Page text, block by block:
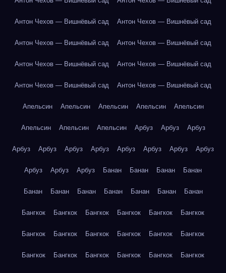
Антон Чехов — Вишнёвый сад Антон Чехов — Вишнёвый сад
Антон Чехов — Вишнёвый сад Антон Чехов — Вишнёвый сад
Антон Чехов — Вишнёвый сад Антон Чехов — Вишнёвый сад
Антон Чехов — Вишнёвый сад Антон Чехов — Вишнёвый сад
Апельсин Апельсин Апельсин Апельсин Апельсин
Апельсин Апельсин Апельсин Арбуз Арбуз Арбуз
Арбуз Арбуз Арбуз Арбуз Арбуз Арбуз Арбуз Арбуз
Арбуз Арбуз Арбуз Банан Банан Банан Банан
Банан Банан Банан Банан Банан Банан Банан
Бангкок Бангкок Бангкок Бангкок Бангкок Бангкок
Бангкок Бангкок Бангкок Бангкок Бангкок Бангкок
Бангкок Бангкок Бангкок Бангкок Бангкок Бангкок